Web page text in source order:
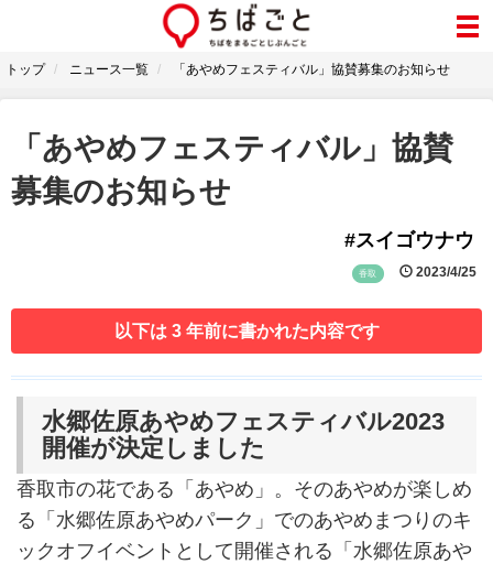
トップ ニュース一覧 「あやめフェスティバル」協賛募集のお知らせ
「あやめフェスティバル」協賛
募集のお知らせ
#スイゴウナウ
香取 2023/4/25
以下は 3 年前に書かれた内容です
水郷佐原あやめフェスティバル2023
開催が決定しました
香取市の花である「あやめ」。そのあやめが楽しめ
る「水郷佐原あやめパーク」でのあやめまつりのキ
ックオフイベントとして開催される「水郷佐原あや